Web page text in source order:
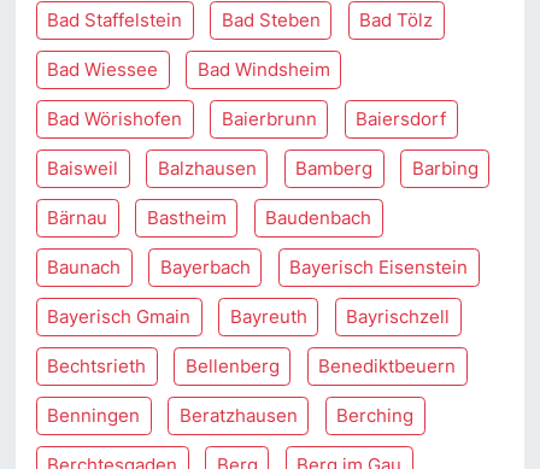
Bad Staffelstein Bad Steben Bad Tölz
Bad Wiessee Bad Windsheim
Bad Wörishofen Baierbrunn Baiersdorf
Baisweil Balzhausen Bamberg Barbing
Bärnau Bastheim Baudenbach
Baunach Bayerbach Bayerisch Eisenstein
Bayerisch Gmain Bayreuth Bayrischzell
Bechtsrieth Bellenberg Benediktbeuern
Benningen Beratzhausen Berching